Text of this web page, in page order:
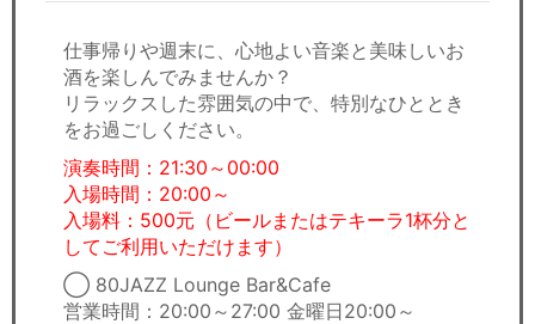
労務顧問
ＩＴ
飲食店情報
仕事帰りや週末に、心地よい音楽と美味しいお
酒を楽しんでみませんか？
リラックスした雰囲気の中で、特別なひととき
をお過ごしください。
演奏時間：21:30～00:00
入場時間：20:00～
入場料：500元（ビールまたはテキーラ1杯分と
してご利用いただけます）
◯ 80JAZZ Lounge Bar&Cafe
営業時間：20:00～27:00 金曜日20:00～